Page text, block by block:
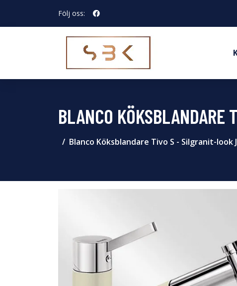
Följ oss:
BLANCO
Blanco Köksblandare Tivo S - Silgranit-look